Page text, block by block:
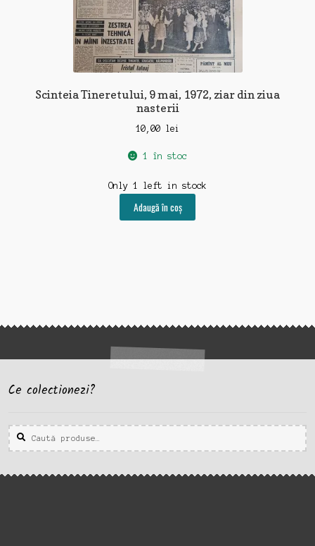
Scinteia Tineretului, 9 mai, 1972, ziar din ziua
nasterii
10,00 lei
1 în stoc
Only 1 left in stock
Adaugă în coș
Ce colectionezi?
Caută
după:
Caută